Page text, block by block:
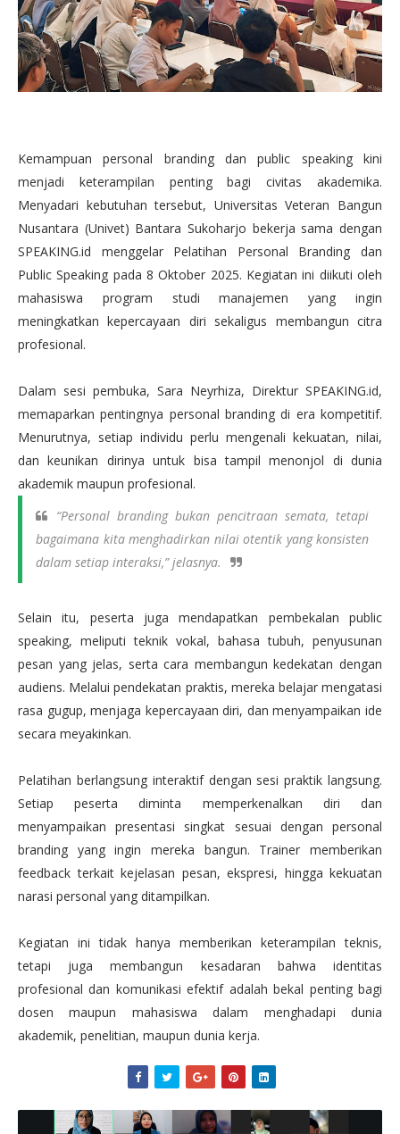
Kemampuan personal branding dan public speaking kini
menjadi keterampilan penting bagi civitas akademika.
Menyadari kebutuhan tersebut, Universitas Veteran Bangun
Nusantara (Univet) Bantara Sukoharjo bekerja sama dengan
SPEAKING.id menggelar Pelatihan Personal Branding dan
Public Speaking pada 8 Oktober 2025. Kegiatan ini diikuti oleh
mahasiswa program studi manajemen yang ingin
meningkatkan kepercayaan diri sekaligus membangun citra
profesional.
Dalam sesi pembuka, Sara Neyrhiza, Direktur SPEAKING.id,
memaparkan pentingnya personal branding di era kompetitif.
Menurutnya, setiap individu perlu mengenali kekuatan, nilai,
dan keunikan dirinya untuk bisa tampil menonjol di dunia
akademik maupun profesional.
“Personal branding bukan pencitraan semata, tetapi
bagaimana kita menghadirkan nilai otentik yang konsisten
dalam setiap interaksi,” jelasnya.
Selain itu, peserta juga mendapatkan pembekalan public
speaking, meliputi teknik vokal, bahasa tubuh, penyusunan
pesan yang jelas, serta cara membangun kedekatan dengan
audiens. Melalui pendekatan praktis, mereka belajar mengatasi
rasa gugup, menjaga kepercayaan diri, dan menyampaikan ide
secara meyakinkan.
Pelatihan berlangsung interaktif dengan sesi praktik langsung.
Setiap peserta diminta memperkenalkan diri dan
menyampaikan presentasi singkat sesuai dengan personal
branding yang ingin mereka bangun. Trainer memberikan
feedback terkait kejelasan pesan, ekspresi, hingga kekuatan
narasi personal yang ditampilkan.
Kegiatan ini tidak hanya memberikan keterampilan teknis,
tetapi juga membangun kesadaran bahwa identitas
profesional dan komunikasi efektif adalah bekal penting bagi
dosen maupun mahasiswa dalam menghadapi dunia
akademik, penelitian, maupun dunia kerja.